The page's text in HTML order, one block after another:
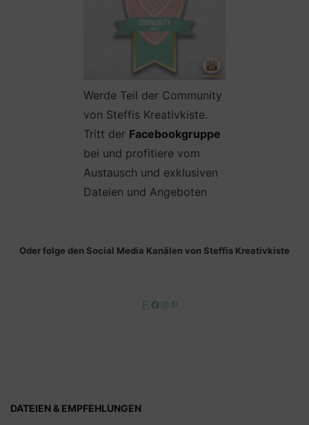
Werde Teil der Community
von Steffis Kreativkiste.
Tritt der Facebookgruppe
bei und profitiere vom
Austausch und exklusiven
Dateien und Angeboten
Oder folge den Social Media Kanälen von Steffis Kreativkiste
EtsyFacebook
Instagram
DATEIEN & EMPFEHLUNGEN